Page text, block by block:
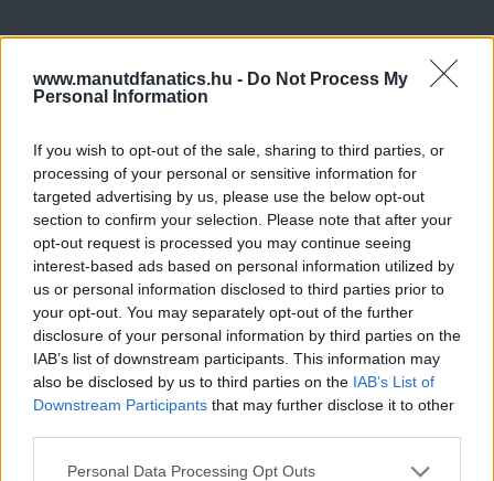
www.manutdfanatics.hu - Do Not Process My
Personal Information
If you wish to opt-out of the sale, sharing to third parties, or
processing of your personal or sensitive information for
targeted advertising by us, please use the below opt-out
section to confirm your selection. Please note that after your
opt-out request is processed you may continue seeing
interest-based ads based on personal information utilized by
us or personal information disclosed to third parties prior to
your opt-out. You may separately opt-out of the further
disclosure of your personal information by third parties on the
IAB’s list of downstream participants. This information may
also be disclosed by us to third parties on the IAB’s List of
Downstream Participants that may further disclose it to other
Please note that this website/app uses one or more Google
Personal Data Processing Opt Outs
Meccs Center